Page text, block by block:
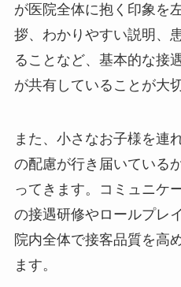
が医院全体に抱く印象を
拶、わかりやすい説明、
ることなど、基本的な接
が共有していることが大
また、小さなお子様を連
の配慮が行き届いている
ってきます。コミュニケ
の接遇研修やロールプレ
院内全体で接客品質を高
ます。